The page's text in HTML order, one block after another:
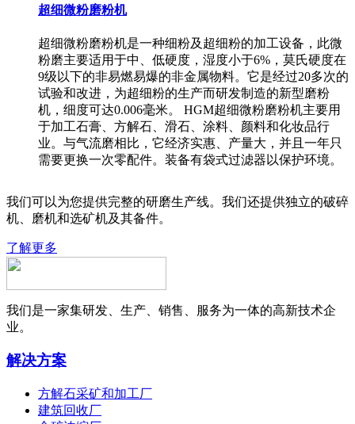
超细微粉磨粉机
超细微粉磨粉机是一种细粉及超细粉的加工设备，此微
粉磨主要适用于中、低硬度，湿度小于6%，莫氏硬度在
9级以下的非易燃易爆的非金属物料。它是经过20多次的
试验和改进，为超细粉的生产而研发制造的新型磨粉
机，细度可达0.006毫米。 HGM超细微粉磨粉机主要用
于加工石膏、方解石、滑石、涂料、颜料和化妆品行
业。与气流磨相比，它经济实惠、产量大，并且一年只
需要更换一次零配件。装备有袋式过滤器以保护环境。
我们可以为您提供完整的研磨生产线。我们还提供独立的破碎
机、磨机和选矿机及其备件。
了解更多
我们是一家集研发、生产、销售、服务为一体的高新技术企
业。
解决方案
方解石采矿和加工厂
建筑回收厂